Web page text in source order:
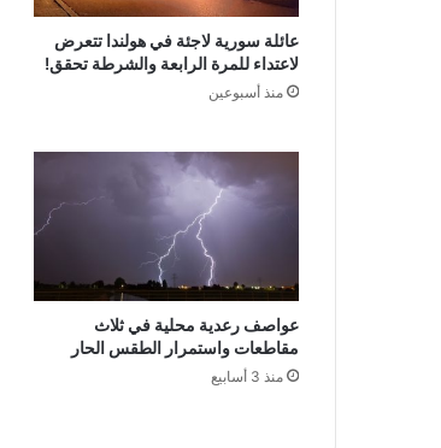
عائلة سورية لاجئة في هولندا تتعرض
لاعتداء للمرة الرابعة والشرطة تحقق!
منذ أسبوعين
عواصف رعدية محلية في ثلاث
مقاطعات واستمرار الطقس الحار
منذ 3 أسابيع